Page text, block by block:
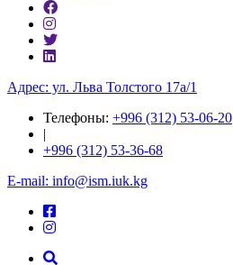
Адрес: ул. ​Льва Толстого 17а/1
Телефоны: +996 (312) 53-06-20
|
+996 (312) 53-36-68
E-mail: info@ism.iuk.kg